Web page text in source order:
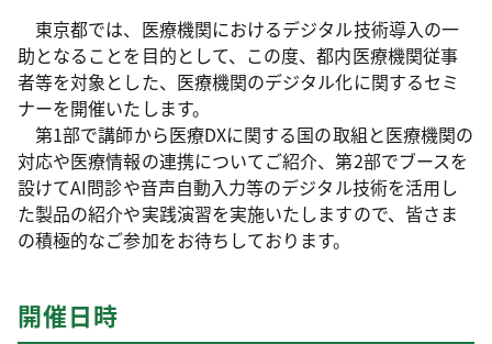
東京都では、医療機関におけるデジタル技術導入の一
助となることを目的として、この度、都内医療機関従事
者等を対象とした、医療機関のデジタル化に関するセミ
ナーを開催いたします。
第1部で講師から医療DXに関する国の取組と医療機関の
対応や医療情報の連携についてご紹介、第2部でブースを
設けてAI問診や音声自動入力等のデジタル技術を活用し
た製品の紹介や実践演習を実施いたしますので、皆さま
の積極的なご参加をお待ちしております。
開催日時